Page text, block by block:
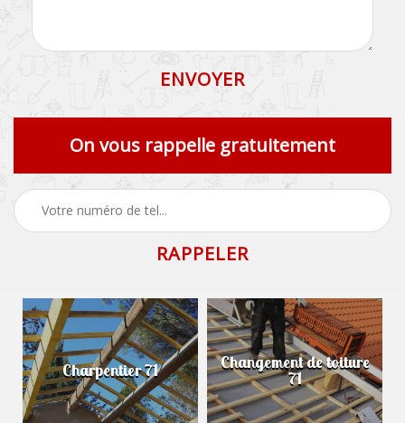
On vous rappelle gratuitement
Charpentier 71 Changement de toiture
71